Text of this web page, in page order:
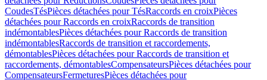
CoudesTésPièces détachées pour TésRaccords en croixPièces
détachées pour Raccords en croixRaccords de transition
indémontablesPièces détachées pour Raccords de transition
indémontablesRaccords de transition et raccordements,
démontablesPièces détachées pour Raccords de transition et
raccordements, démontablesCompensateursPièces détachées pour
CompensateursFermeturesPièces détachées pour